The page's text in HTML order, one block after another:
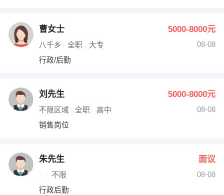
曹女士 5000-8000元
八千乡 全职 大专
08-08
行政/后勤
刘先生 5000-8000元
不限区域 全职 高中
08-08
销售岗位
朱先生 面议
不限
08-08
行政后勤